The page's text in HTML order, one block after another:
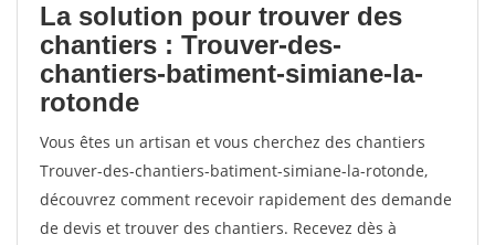
La solution pour trouver des
chantiers : Trouver-des-
chantiers-batiment-simiane-la-
rotonde
Vous êtes un artisan et vous cherchez des chantiers
Trouver-des-chantiers-batiment-simiane-la-rotonde,
découvrez comment recevoir rapidement des demande
de devis et trouver des chantiers. Recevez dès à